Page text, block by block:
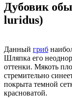
Дубовик
luridus)
Данный гриб
Шляпка его
оттенки. Мякоть
стремительно
покрыта темной
красноватой.